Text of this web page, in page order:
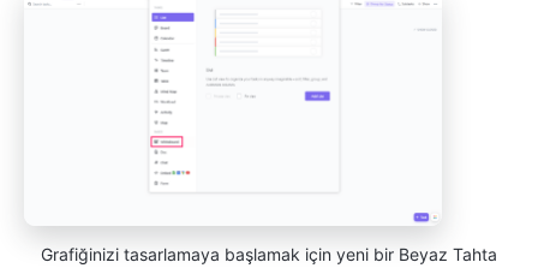
Grafiğinizi tasarlamaya başlamak için yeni bir Beyaz Tahta